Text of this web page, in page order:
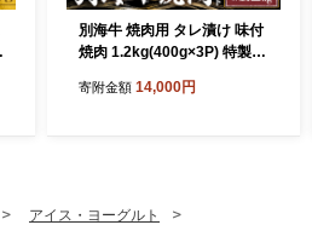
別海牛 焼肉用 タレ漬け 味付
焼肉 1.2kg(400g×3P) 特製
別海町産】【FF000FA01】
寄附金額 14,000円
アイス・ヨーグルト